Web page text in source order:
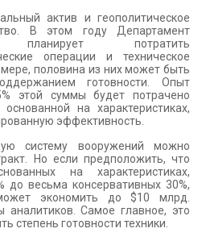
актив и геополитическое
В этом году Департамент
потратить
операции и техническое
половина из них может быть
готовности. Опыт
этой суммы будет потрачено
на характеристиках,
эффективность.
систему вооружений можно
Но если предположить, что
на характеристиках,
до весьма консервативных 30%,
экономить до $10 млрд.
аналитиков. Самое главное, это
степень готовности техники.